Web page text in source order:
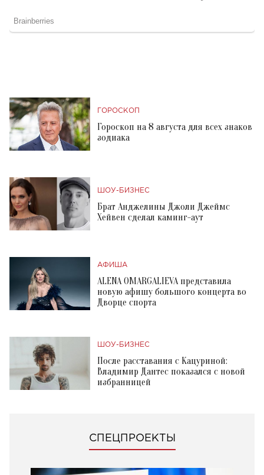
ГОРОСКОП
Гороскоп на 8 августа для всех знаков
зодиака
ШОУ-БИЗНЕС
Брат Анджелины Джоли Джеймс
Хейвен сделал каминг-аут
АФИША
ALENA OMARGALIEVA представила
новую афишу большого концерта во
Дворце спорта
ШОУ-БИЗНЕС
После расставания с Кацуриной:
Владимир Дантес показался с новой
избранницей
СПЕЦПРОЕКТЫ